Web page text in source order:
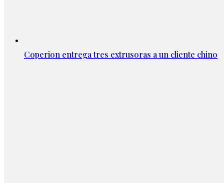
Coperion entrega tres extrusoras a un cliente chino